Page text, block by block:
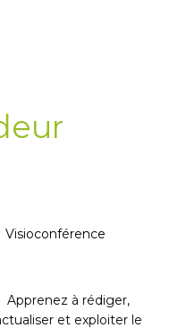
Visioconférence
Apprenez à rédiger,
et exploiter le